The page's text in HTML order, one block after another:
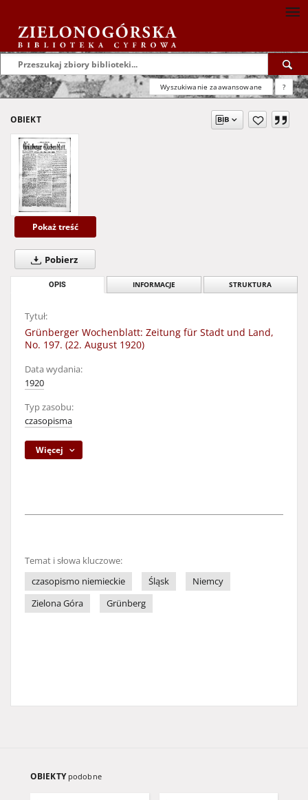
Wyszukiwanie zaawansowane ?
OBIEKT
Pokaż treść
Pobierz
OPIS INFORMACJE STRUKTURA
Tytuł:
Grünberger Wochenblatt: Zeitung für Stadt und Land,
No. 197. (22. August 1920)
Data wydania:
1920
Typ zasobu:
czasopisma
Więcej
Temat i słowa kluczowe:
czasopismo niemieckie
Śląsk
Niemcy
Zielona Góra
Grünberg
OBIEKTY podobne